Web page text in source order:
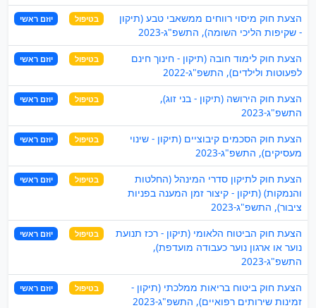
הצעת חוק מיסוי רווחים ממשאבי טבע (תיקון
- שקיפות הליכי השומה), התשפ"ג-2023
בטיפול יוזם ראשי
הצעת חוק לימוד חובה (תיקון - חינוך חינם
לפעוטות ולילדים), התשפ"ג-2022
בטיפול יוזם ראשי
הצעת חוק הירושה (תיקון - בני זוג),
התשפ"ג-2023
בטיפול יוזם ראשי
הצעת חוק הסכמים קיבוציים (תיקון - שינוי
מעסיקים), התשפ"ג-2023
בטיפול יוזם ראשי
הצעת חוק לתיקון סדרי המינהל (החלטות
והנמקות) (תיקון - קיצור זמן המענה בפניות
ציבור), התשפ"ג-2023
בטיפול יוזם ראשי
הצעת חוק הביטוח הלאומי (תיקון - רכז תנועת
נוער או ארגון נוער כעבודה מועדפת),
התשפ"ג-2023
בטיפול יוזם ראשי
הצעת חוק ביטוח בריאות ממלכתי (תיקון -
זמינות שירותים רפואיים), התשפ"ג-2023
בטיפול יוזם ראשי